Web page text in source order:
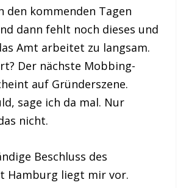
den kommenden Tagen
dann fehlt noch dieses und
Amt arbeitet zu langsam.
Der nächste Mobbing-
auf Gründerszene.
sage ich da mal. Nur
nicht.
Beschluss des
Hamburg liegt mir vor.